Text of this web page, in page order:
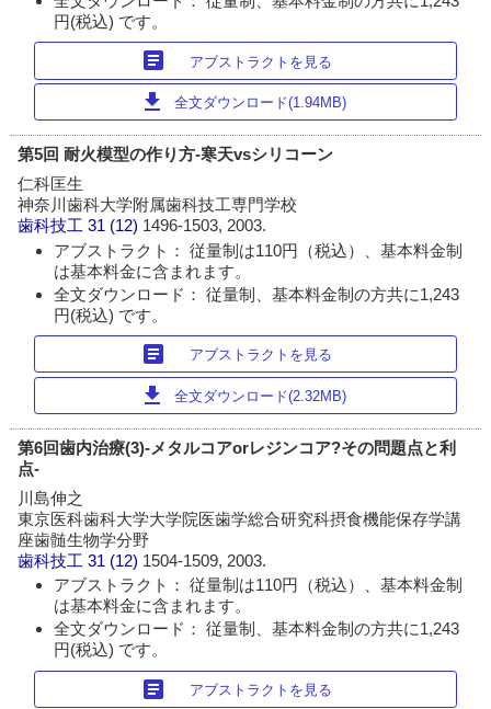
円(税込) です。
article アブストラクトを見る
download 全文ダウンロード(1.94MB)
第5回 耐火模型の作り方-寒天vsシリコーン
仁科匡生
神奈川歯科大学附属歯科技工専門学校
歯科技工 31 (12) 1496-1503, 2003.
アブストラクト： 従量制は110円（税込）、基本料金制
は基本料金に含まれます。
全文ダウンロード： 従量制、基本料金制の方共に1,243
円(税込) です。
article アブストラクトを見る
download 全文ダウンロード(2.32MB)
第6回歯内治療(3)-メタルコアorレジンコア?その問題点と利
点-
川島伸之
東京医科歯科大学大学院医歯学総合研究科摂食機能保存学講
座歯髄生物学分野
歯科技工 31 (12) 1504-1509, 2003.
アブストラクト： 従量制は110円（税込）、基本料金制
は基本料金に含まれます。
全文ダウンロード： 従量制、基本料金制の方共に1,243
円(税込) です。
article アブストラクトを見る